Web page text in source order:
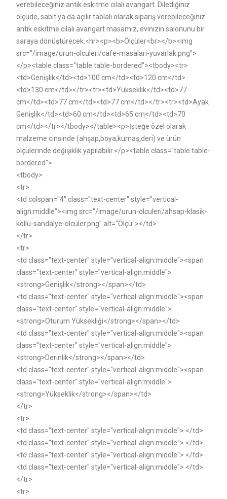
verebileceğiniz antik eskitme cilalı avangart. Dilediğiniz
ölçüde, sabit ya da açılır tablalı olarak sipariş verebileceğiniz
antik eskitme cilalı avangart masamız, evinizin salonunu bir
saraya dönüştürecek.<hr><p><b>Ölçüler<br></b><img
src="/image/urun-olculeri/cafe-masalari-yuvarlak.png">
</p><table class="table table-bordered"><tbody><tr>
<td>Genişlik</td><td>100 cm</td><td>120 cm</td>
<td>130 cm</td></tr><tr><td>Yükseklik</td><td>77
cm</td><td>77 cm</td><td>77 cm</td></tr><tr><td>Ayak
Genişlik</td><td>60 cm</td><td>65 cm</td><td>70
cm</td></tr></tbody></table><p>İsteğe özel olarak
malzeme cinsinde (ahşap,boya,kumaş,deri) ve ürün
ölçülerinde değişiklik yapılabilir.</p><table class="table table-
bordered">
<tbody>
<tr>
<td colspan="4" class="text-center" style="vertical-
align:middle"><img src="/image/urun-olculeri/ahsap-klasik-
kollu-sandalye-olculer.png" alt="Ölçü"></td>
</tr>
<tr>
<td class="text-center" style="vertical-align:middle"><span
class="text-center" style="vertical-align:middle">
<strong>Genişlik</strong></span></td>
<td class="text-center" style="vertical-align:middle"><span
class="text-center" style="vertical-align:middle">
<strong>Oturum Yüksekliği</strong></span></td>
<td class="text-center" style="vertical-align:middle"><span
class="text-center" style="vertical-align:middle">
<strong>Derinlik</strong></span></td>
<td class="text-center" style="vertical-align:middle"><span
class="text-center" style="vertical-align:middle">
<strong>Yükseklik</strong></span></td>
</tr>
<tr>
<td class="text-center" style="vertical-align:middle"> </td>
<td class="text-center" style="vertical-align:middle"> </td>
<td class="text-center" style="vertical-align:middle"> </td>
<td class="text-center" style="vertical-align:middle"> </td>
</tr>
<tr>